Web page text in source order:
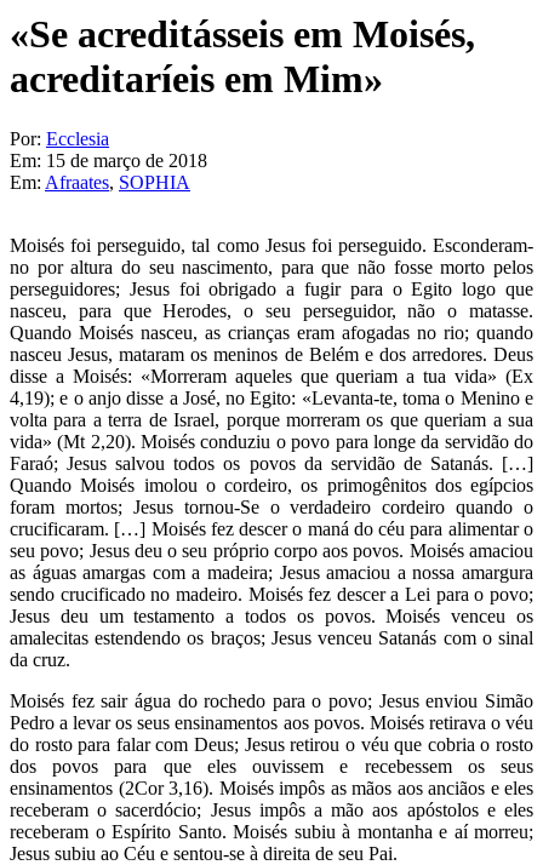
«Se acreditásseis em Moisés,
acreditaríeis em Mim»
Por: Ecclesia
Em: 15 de março de 2018
Em: Afraates, SOPHIA
Moisés foi perseguido, tal como Jesus foi perseguido. Esconderam-
no por altura do seu nascimento, para que não fosse morto pelos
perseguidores; Jesus foi obrigado a fugir para o Egito logo que
nasceu, para que Herodes, o seu perseguidor, não o matasse.
Quando Moisés nasceu, as crianças eram afogadas no rio; quando
nasceu Jesus, mataram os meninos de Belém e dos arredores. Deus
disse a Moisés: «Morreram aqueles que queriam a tua vida» (Ex
4,19); e o anjo disse a José, no Egito: «Levanta-te, toma o Menino e
volta para a terra de Israel, porque morreram os que queriam a sua
vida» (Mt 2,20). Moisés conduziu o povo para longe da servidão do
Faraó; Jesus salvou todos os povos da servidão de Satanás. […]
Quando Moisés imolou o cordeiro, os primogênitos dos egípcios
foram mortos; Jesus tornou-Se o verdadeiro cordeiro quando o
crucificaram. […] Moisés fez descer o maná do céu para alimentar o
seu povo; Jesus deu o seu próprio corpo aos povos. Moisés amaciou
as águas amargas com a madeira; Jesus amaciou a nossa amargura
sendo crucificado no madeiro. Moisés fez descer a Lei para o povo;
Jesus deu um testamento a todos os povos. Moisés venceu os
amalecitas estendendo os braços; Jesus venceu Satanás com o sinal
da cruz.
Moisés fez sair água do rochedo para o povo; Jesus enviou Simão
Pedro a levar os seus ensinamentos aos povos. Moisés retirava o véu
do rosto para falar com Deus; Jesus retirou o véu que cobria o rosto
dos povos para que eles ouvissem e recebessem os seus
ensinamentos (2Cor 3,16). Moisés impôs as mãos aos anciãos e eles
receberam o sacerdócio; Jesus impôs a mão aos apóstolos e eles
receberam o Espírito Santo. Moisés subiu à montanha e aí morreu;
Jesus subiu ao Céu e sentou-se à direita de seu Pai.